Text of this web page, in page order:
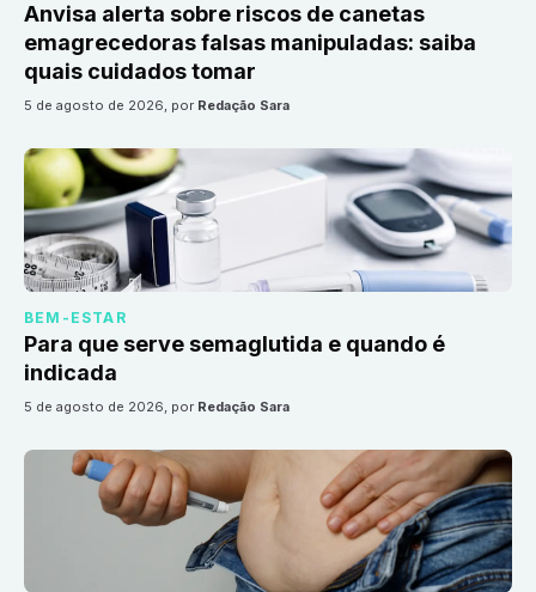
Anvisa alerta sobre riscos de canetas
emagrecedoras falsas manipuladas: saiba
quais cuidados tomar
5 de agosto de 2026, por Redação Sara
BEM-ESTAR
Para que serve semaglutida e quando é
indicada
5 de agosto de 2026, por Redação Sara